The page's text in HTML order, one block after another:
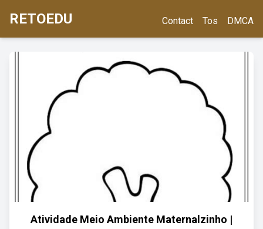
RETOEDU Contact Tos DMCA
Atividade Meio Ambiente Maternalzinho |